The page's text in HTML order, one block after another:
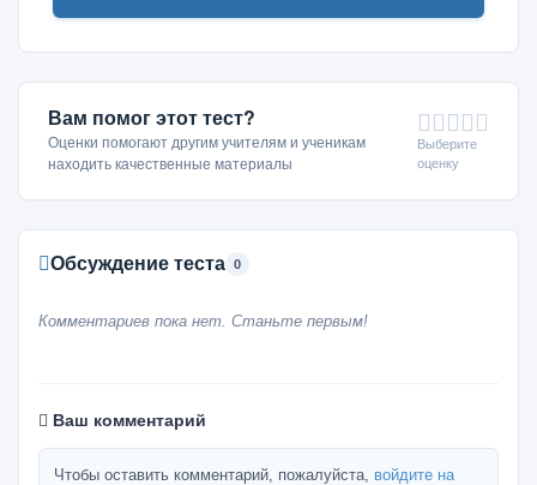
Вам помог этот тест?
Оценки помогают другим учителям и ученикам
находить качественные материалы
Выберите
оценку
Обсуждение теста 0
Комментариев пока нет. Станьте первым!
Ваш комментарий
Чтобы оставить комментарий, пожалуйста, войдите на